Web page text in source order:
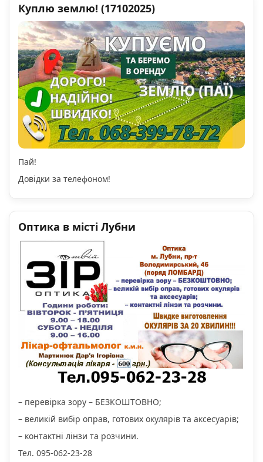
Куплю землю! (17102025)
Пай!
Довідки за телефоном!
Оптика в місті Лубни
– перевірка зору – БЕЗКОШТОВНО;
– великій вибір оправ, готових окулярів та аксесуарів;
– контактні лінзи та розчини.
Тел. 095-062-23-28